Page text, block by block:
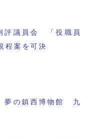
評議員会 「役職員
程案を可決
夢の鎮西博物館 九